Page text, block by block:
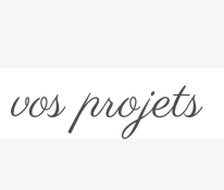
projets